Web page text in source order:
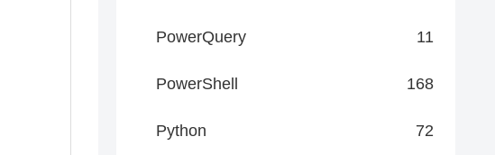
PowerQuery 11
PowerShell 168
Python 72